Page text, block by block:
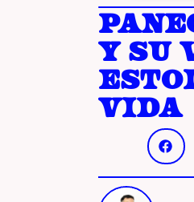
y su
vida